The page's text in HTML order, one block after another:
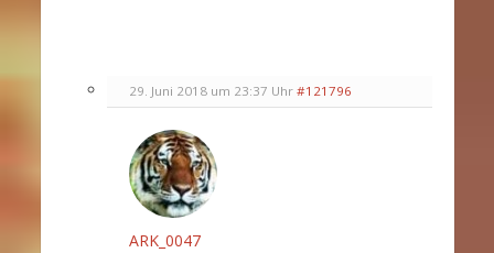
29. Juni 2018 um 23:37 Uhr #121796
ARK_0047